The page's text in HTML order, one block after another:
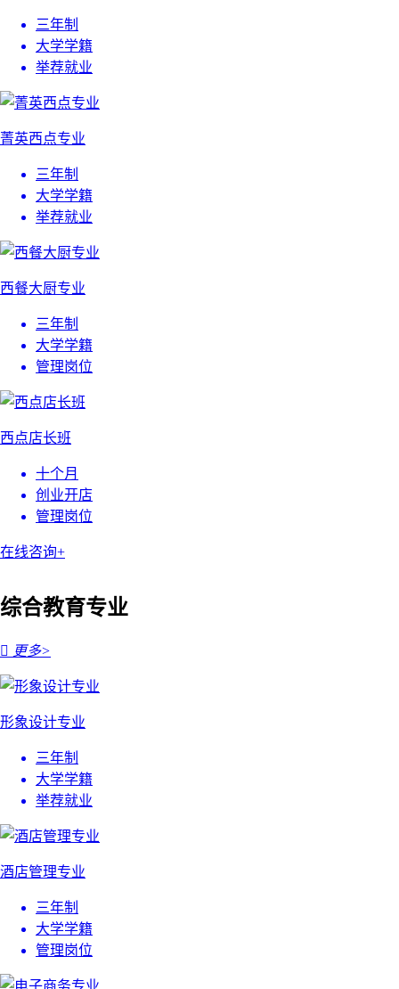
三年制
大学学籍
举荐就业
菁英西点专业
三年制
大学学籍
举荐就业
西餐大厨专业
三年制
大学学籍
管理岗位
西点店长班
十个月
创业开店
管理岗位
在线咨询+
综合教育专业
 更多>
形象设计专业
三年制
大学学籍
举荐就业
酒店管理专业
三年制
大学学籍
管理岗位